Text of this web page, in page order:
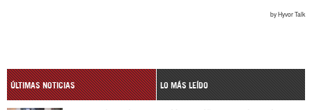
ÚLTIMAS NOTICIAS LO MÁS LEÍDO